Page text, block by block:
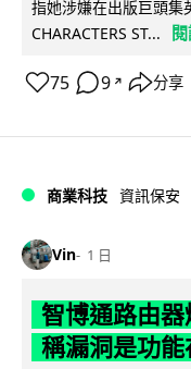
指她涉嫌在出版巨頭集
CHARACTERS ST...
75 9 ↗ 分享
商業科技 資訊保安
Vin 1 日
智博通路由
稱漏洞是功能